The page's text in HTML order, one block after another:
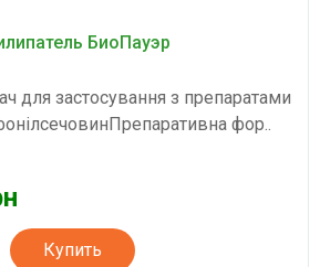
БиоПауэр
для застосування з препаратами
фор..
Купить